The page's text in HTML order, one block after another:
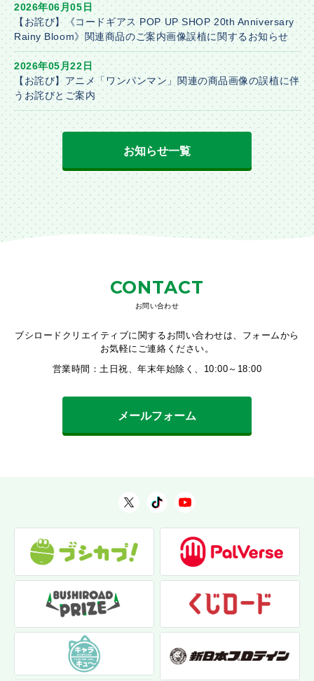
2026年06月05日
【お詫び】《コードギアス POP UP SHOP 20th Anniversary
Rainy Bloom》関連商品のご案内画像誤植に関するお知らせ
2026年05月22日
【お詫び】アニメ「ワンパンマン」関連の商品画像の誤植に伴
うお詫びとご案内
お知らせ一覧
CONTACT
お問い合わせ
ブシロードクリエイティブに関するお問い合わせは、フォームから
お気軽にご連絡ください。
営業時間：土日祝、年末年始除く、10:00～18:00
メールフォーム